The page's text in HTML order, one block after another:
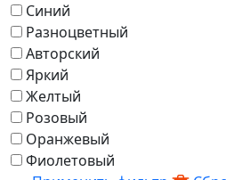
Синий
Разноцветный
Авторский
Яркий
Желтый
Розовый
Оранжевый
Фиолетовый